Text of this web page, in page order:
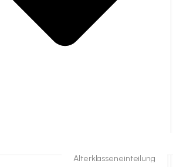
Alterklasseneinteilung